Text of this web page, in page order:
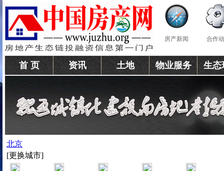
房产新闻 合作
首 页 资讯 土地 物业服务 生态